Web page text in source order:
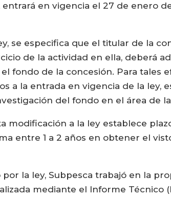
en vigencia el 27 de enero
se especifica que el titular de la
de la actividad en ella, deberá
fondo de la concesión. Para tales
a la entrada en vigencia de la ley,
del fondo en el área de
modificación a la ley establece
entre 1 a 2 años en obtener el
la ley, Subpesca trabajó en la
mediante el Informe Técnico